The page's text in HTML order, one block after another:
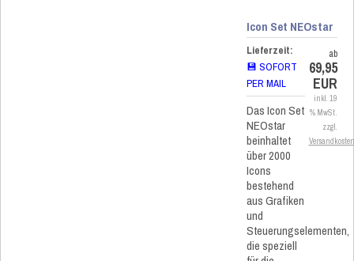
Icon Set NEOstar
Lieferzeit:
💾 SOFORT
PER MAIL
Das Icon Set
NEOstar
beinhaltet
über 2000
Icons
bestehend
aus Grafiken
und
Steuerungselementen,
die speziell
ab
69,95
EUR
inkl. 19
% MwSt.
zzgl.
Versandkosten